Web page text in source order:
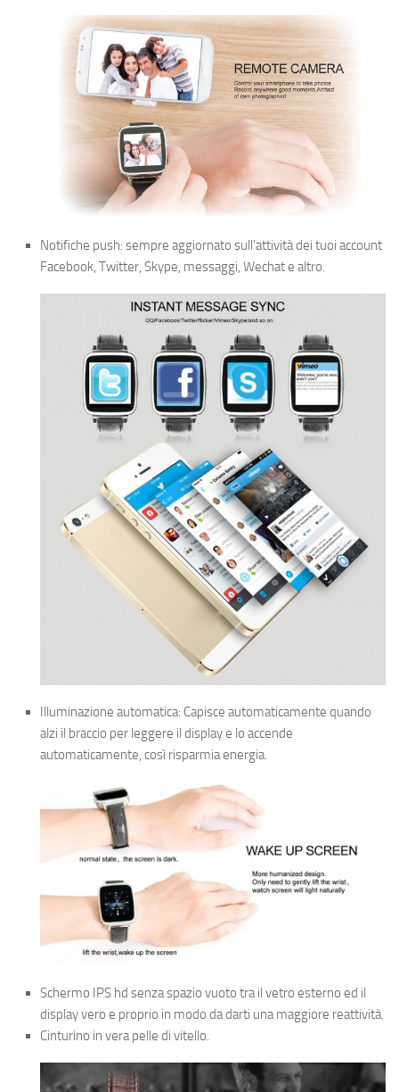
Notifiche push: sempre aggiornato sull’attività dei tuoi account
Facebook, Twitter, Skype, messaggi, Wechat e altro.
Illuminazione automatica: Capisce automaticamente quando
alzi il braccio per leggere il display e lo accende
automaticamente, così risparmia energia.
Schermo IPS hd senza spazio vuoto tra il vetro esterno ed il
display vero e proprio in modo da darti una maggiore reattività.
Cinturino in vera pelle di vitello.